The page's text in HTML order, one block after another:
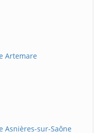
Artemare
Asnières-sur-Saône